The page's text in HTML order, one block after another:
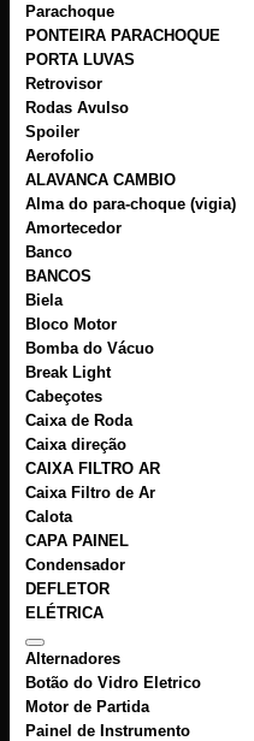
Parachoque
PONTEIRA PARACHOQUE
PORTA LUVAS
Retrovisor
Rodas Avulso
Spoiler
Aerofolio
ALAVANCA CAMBIO
Alma do para-choque (vigia)
Amortecedor
Banco
BANCOS
Biela
Bloco Motor
Bomba do Vácuo
Break Light
Cabeçotes
Caixa de Roda
Caixa direção
CAIXA FILTRO AR
Caixa Filtro de Ar
Calota
CAPA PAINEL
Condensador
DEFLETOR
ELÉTRICA
Alternadores
Botão do Vidro Eletrico
Motor de Partida
Painel de Instrumento